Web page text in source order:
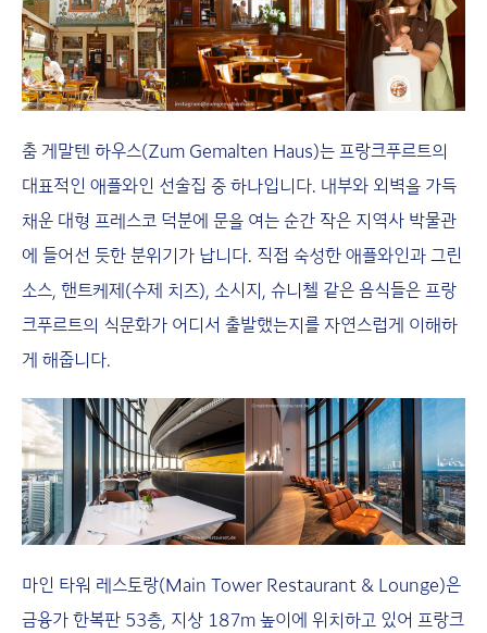
춤 게말텐 하우스(Zum Gemalten Haus)는 프랑크푸르트의
대표적인 애플와인 선술집 중 하나입니다. 내부와 외벽을 가득
채운 대형 프레스코 덕분에 문을 여는 순간 작은 지역사 박물관
에 들어선 듯한 분위기가 납니다. 직접 숙성한 애플와인과 그린
소스, 핸트케제(수제 치즈), 소시지, 슈니첼 같은 음식들은 프랑
크푸르트의 식문화가 어디서 출발했는지를 자연스럽게 이해하
게 해줍니다.
마인 타워 레스토랑(Main Tower Restaurant & Lounge)은
금융가 한복판 53층, 지상 187m 높이에 위치하고 있어 프랑크